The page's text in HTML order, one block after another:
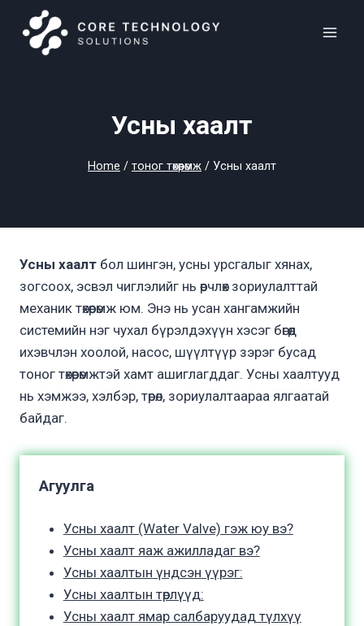
content
Усны хаалт
Home / тоног төхөөрөмж / Усны хаалт
Усны хаалт бол шингэн, усны урсгалыг хянах,
зогсоох, эсвэл чиглэлийг нь өөрчлөх зориулалттай
механик төхөөрөмж юм. Энэ нь усан хангамжийн
системийн нэг чухал бүрэлдэхүүн хэсэг бөгөөд
ихэвчлэн хоолой, насос, шүүлтүүр зэрэг бусад
тоног төхөөрөмжтэй хамт ашиглагддаг. Усны хаалтууд
нь хэмжээ, хэлбэр, төрөл, зориулалтаараа ялгаатай
байдаг.
Агуулга
Усны хаалт (Water Valve) гэж юу вэ?
Усны хаалт яаж ажилладаг вэ?
Усны хаалтын үндсэн үүрэг:
Усны хаалтын төрлүүд:
Усны хаалт ямар салбаруудад түлхүү